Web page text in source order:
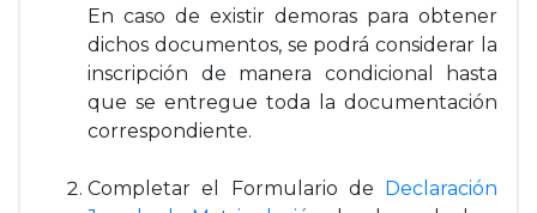
En caso de existir demoras para obtener
dichos documentos, se podrá considerar la
inscripción de manera condicional hasta
que se entregue toda la documentación
correspondiente.
Completar el Formulario de Declaración